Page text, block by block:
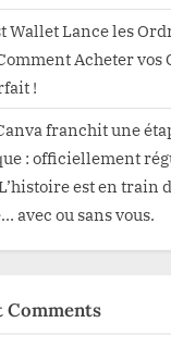
Wallet Lance les
Acheter vos
!
franchit une
: officiellement
est en train
avec ou sans vous.
Comments